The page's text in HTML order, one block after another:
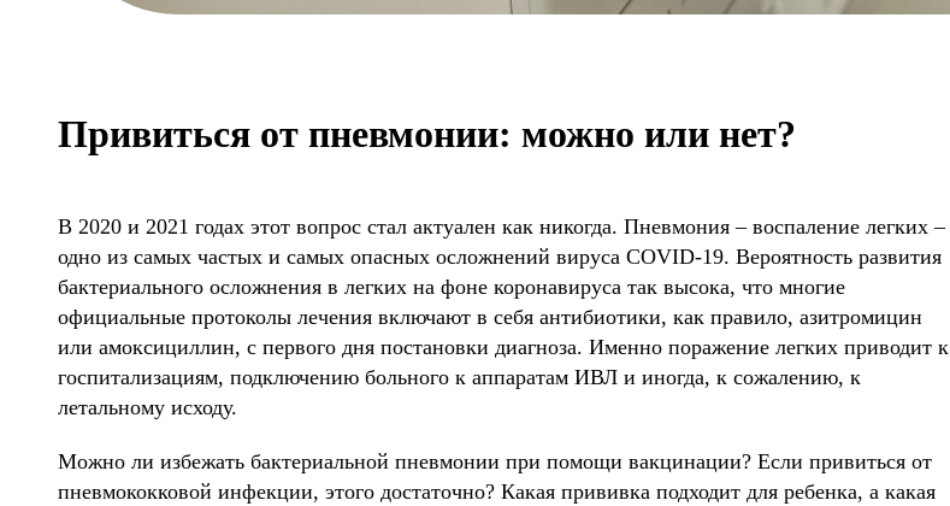
Привиться от пневмонии: можно или нет?
В 2020 и 2021 годах этот вопрос стал актуален как никогда. Пневмония – воспаление легких –
одно из самых частых и самых опасных осложнений вируса COVID-19. Вероятность развития
бактериального осложнения в легких на фоне коронавируса так высока, что многие
официальные протоколы лечения включают в себя антибиотики, как правило, азитромицин
или амоксициллин, с первого дня постановки диагноза. Именно поражение легких приводит к
госпитализациям, подключению больного к аппаратам ИВЛ и иногда, к сожалению, к
летальному исходу.
Можно ли избежать бактериальной пневмонии при помощи вакцинации? Если привиться от
пневмококковой инфекции, этого достаточно? Какая прививка подходит для ребенка, а какая